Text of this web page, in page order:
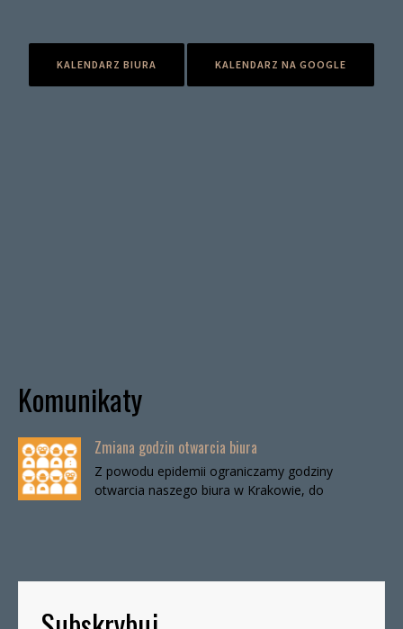
KALENDARZ BIURA KALENDARZ NA GOOGLE
Komunikaty
Zmiana godzin otwarcia biura
Z powodu epidemii ograniczamy godziny
otwarcia naszego biura w Krakowie, do